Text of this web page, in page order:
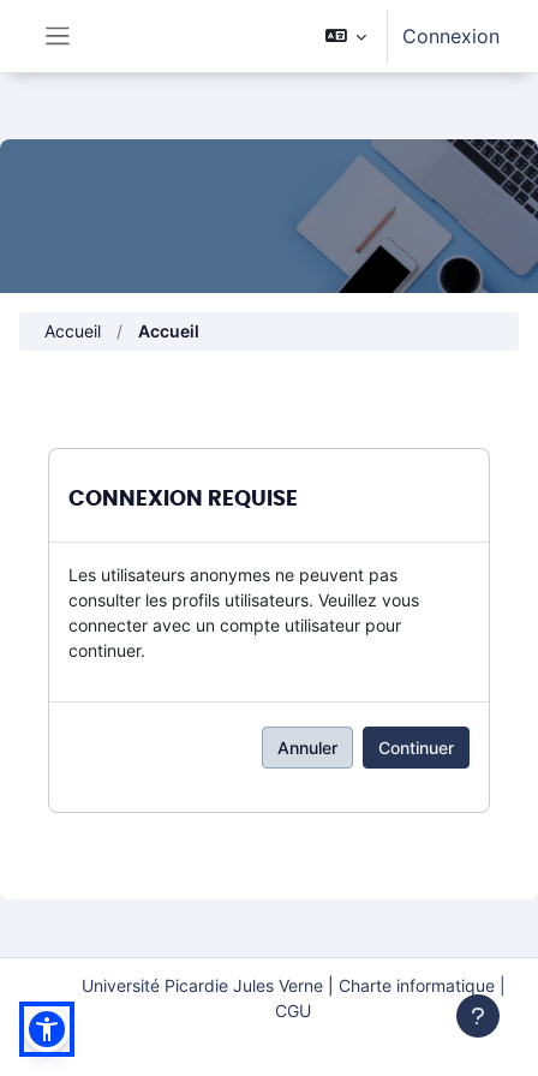
Connexion
Accueil Accueil
CONNEXION REQUISE
Les utilisateurs anonymes ne peuvent pas
consulter les profils utilisateurs. Veuillez vous
connecter avec un compte utilisateur pour
continuer.
Annuler Continuer
Université Picardie Jules Verne|
Charte informatique |
CGU